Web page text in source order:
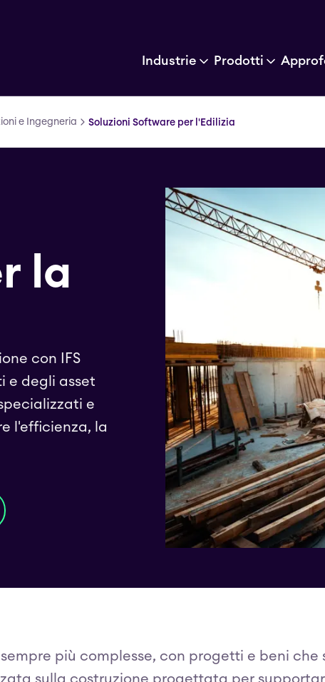
Industrie Prodotti
e Ingegneria Soluzioni Software per l'Edilizia
la
con IFS
e degli asset
e
l'efficienza, la
più complesse, con progetti e beni
sulla costruzione progettata per